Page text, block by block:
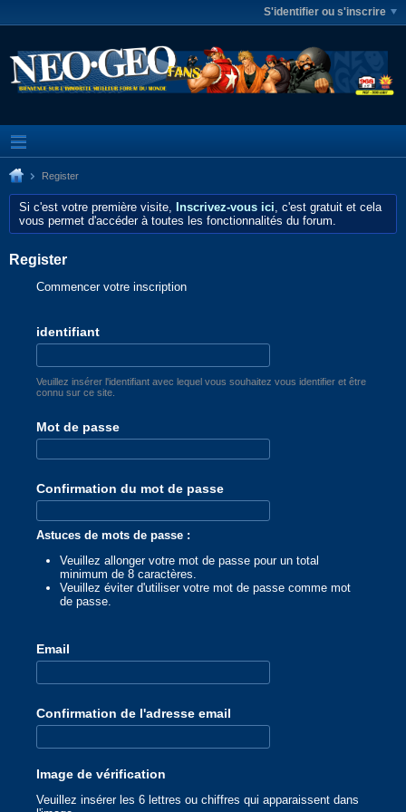
S'identifier ou s'inscrire
Register
Si c'est votre première visite, Inscrivez-vous ici, c'est gratuit et cela
vous permet d'accéder à toutes les fonctionnalités du forum.
Register
Commencer votre inscription
identifiant
Veuillez insérer l'identifiant avec lequel vous souhaitez vous identifier et être
connu sur ce site.
Mot de passe
Confirmation du mot de passe
Astuces de mots de passe :
Veuillez allonger votre mot de passe pour un total
minimum de 8 caractères.
Veuillez éviter d'utiliser votre mot de passe comme mot
de passe.
Email
Confirmation de l'adresse email
Image de vérification
Veuillez insérer les 6 lettres ou chiffres qui apparaissent dans